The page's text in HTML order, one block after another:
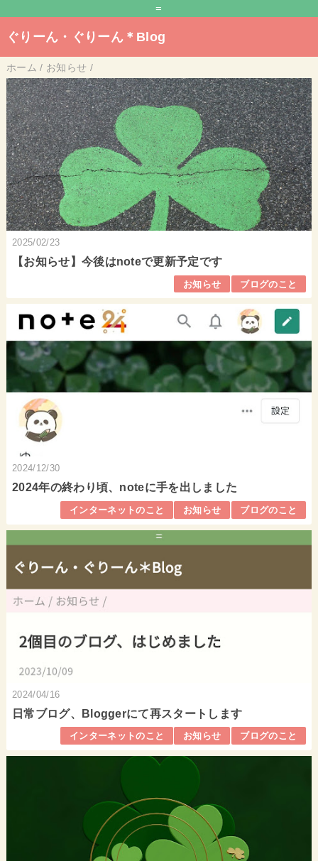
=
ぐりーん・ぐりーん＊Blog
ホーム / お知らせ /
2025/02/23
【お知らせ】今後はnoteで更新予定です
お知らせ ブログのこと
2024/12/30
2024年の終わり頃、noteに手を出しました
インターネットのこと お知らせ ブログのこと
2024/04/16
日常ブログ、Bloggerにて再スタートします
インターネットのこと お知らせ ブログのこと